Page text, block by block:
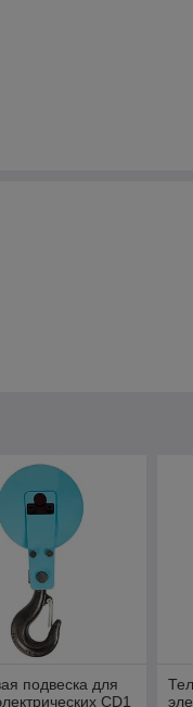
подвеска для
CD1